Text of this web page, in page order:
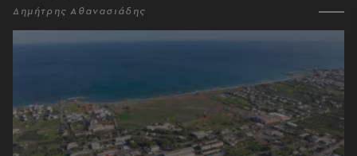
Δημήτρης Αθανασιάδης